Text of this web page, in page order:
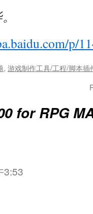
p/
, 游戏制作工具/工程/脚本插
for RPG
3:53